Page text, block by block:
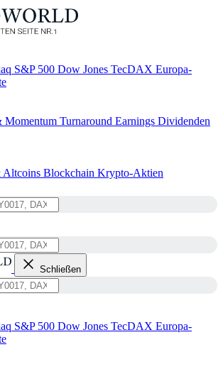
S&P 500 Dow Jones TecDAX Europa-
Momentum Turnaround Earnings Dividenden
Altcoins Blockchain Krypto-Aktien
Schließen
S&P 500 Dow Jones TecDAX Europa-